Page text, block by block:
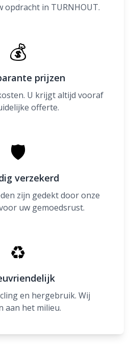
opdracht in TURNHOUT.
💰
prijzen
U krijgt altijd vooraf
offerte.
🛡
verzekerd
zijn gedekt door onze
uw gemoedsrust.
♻
en hergebruik. Wij
aan het milieu.